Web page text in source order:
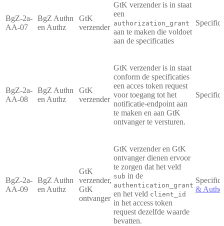
BgZ-2a-
AA-07
BgZ Authn
en Authz
GtK
verzender
GtK verzender is in staat
een
authorization_grant
aan te maken die voldoet
aan de specificaties
BgZ-2a-
AA-08
BgZ Authn
en Authz
GtK
verzender
GtK verzender is in staat
conform de specificaties
een acces token request
voor toegang tot het
notificatie-endpoint aan
te maken en aan GtK
ontvanger te versturen.
BgZ-2a-
AA-09
BgZ Authn
en Authz
GtK
verzender,
GtK
ontvanger
GtK verzender en GtK
ontvanger dienen ervoor
te zorgen dat het veld
sub in de
authentication_grant
en het veld client_id
in het access token
request dezelfde waarde
bevatten.
&